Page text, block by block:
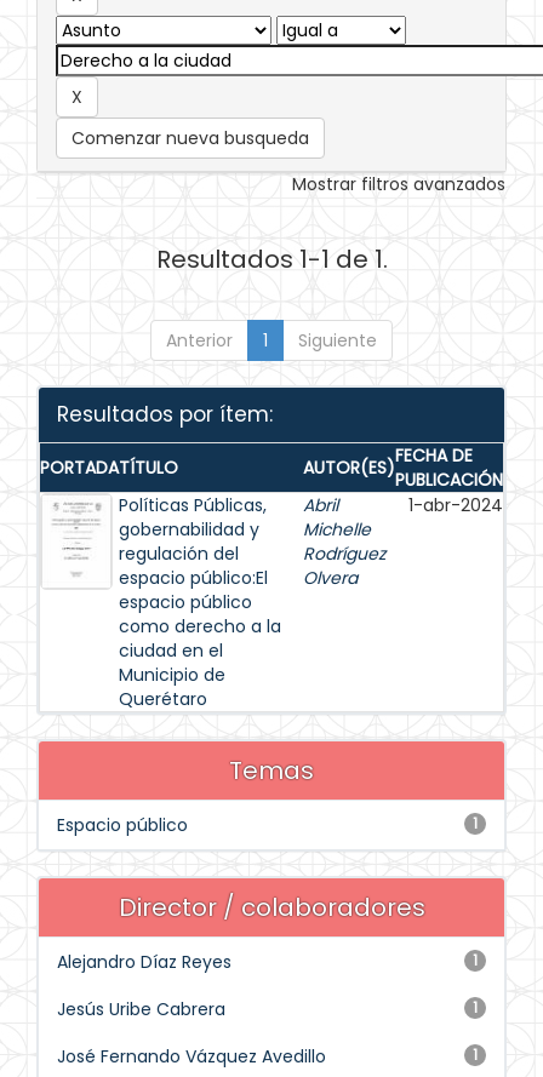
Comenzar nueva busqueda
Mostrar filtros avanzados
Resultados 1-1 de 1.
Anterior 1 Siguiente
Resultados por ítem:
PORTADATÍTULO AUTOR(ES)FECHA DE
PUBLICACIÓN
Políticas Públicas,
gobernabilidad y
regulación del
espacio público:El
espacio público
como derecho a la
ciudad en el
Municipio de
Querétaro
Abril
Michelle
Rodríguez
Olvera
1-abr-2024
Temas
1
Espacio público
Director / colaboradores
1
Alejandro Díaz Reyes
1
Jesús Uribe Cabrera
1
José Fernando Vázquez Avedillo